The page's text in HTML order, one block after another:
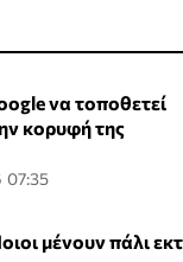
να τοποθετεί
κορυφή της
07:35
μένουν πάλι